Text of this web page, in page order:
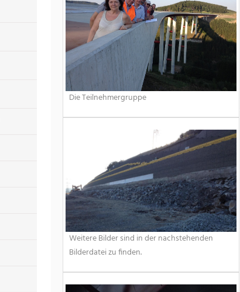
Die Teilnehmergruppe
Weitere Bilder sind in der nachstehenden
Bilderdatei zu finden.